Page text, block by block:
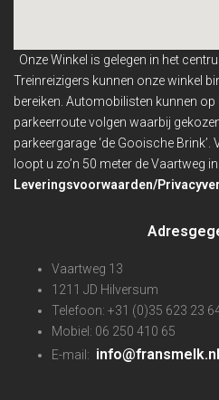
Onze Winkel is gelegen in het
Treinreizigers kunnen onze winkel
bereiken. Automobilisten kunnen
parkeerroute volgen waarbij
parkeergarage ‘de Gooische
loopt u zo’n 50 meter de Vaartweg in.
Leveringsvoorwaarden/
Vaartweg 13
1211 JD Hilversum
Telefoon: +31 (0)35 623 23
Mobiel: 06 250 410 65
E-mail: info@fransmelk.nl